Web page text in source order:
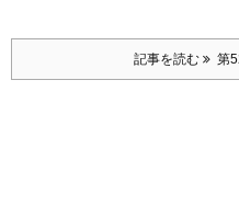
記事を読む 第